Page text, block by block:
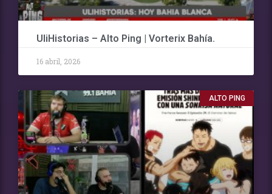
UliHistorias – Alto Ping | Vorterix Bahía.
16 abril, 2026
ALTO PING